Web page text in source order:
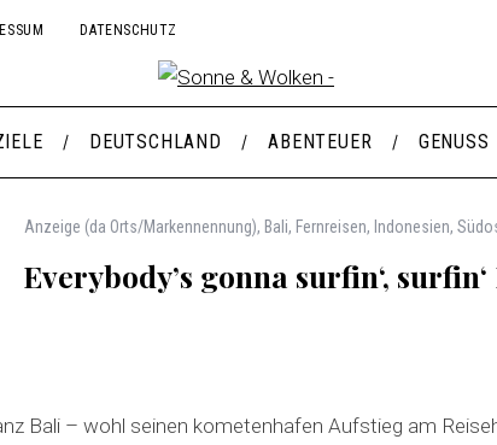
DATENSCHUTZ
DEUTSCHLAND ABENTEUER GENUSS
Anzeige (da Orts/Markennennung), Bali, Fernreisen, Indonesien,
Everybody’s gonna surfin‘,
Bali – wohl seinen kometenhafen Aufstieg am